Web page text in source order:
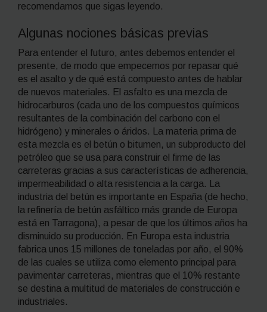
recomendamos que sigas leyendo.
Algunas nociones básicas previas
Para entender el futuro, antes debemos entender el
presente, de modo que empecemos por repasar qué
es el asalto y de qué está compuesto antes de hablar
de nuevos materiales. El asfalto es una mezcla de
hidrocarburos (cada uno de los compuestos químicos
resultantes de la combinación del carbono con el
hidrógeno) y minerales o áridos. La materia prima de
esta mezcla es el betún o bitumen, un subproducto del
petróleo que se usa para construir el firme de las
carreteras gracias a sus características de adherencia,
impermeabilidad o alta resistencia a la carga. La
industria del betún es importante en España (de hecho,
la refinería de betún asfáltico más grande de Europa
está en Tarragona), a pesar de que los últimos años ha
disminuido su producción. En Europa esta industria
fabrica unos 15 millones de toneladas por año, el 90%
de las cuales se utiliza como elemento principal para
pavimentar carreteras, mientras que el 10% restante
se destina a multitud de materiales de construcción e
industriales.